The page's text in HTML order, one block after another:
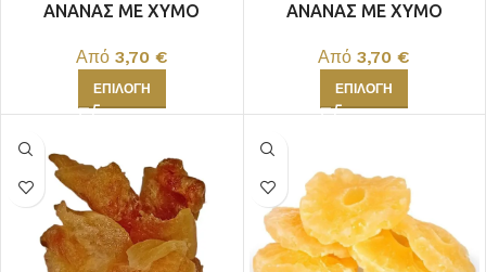
ΑΝΑΝΑΣ ΜΕ ΧΥΜΟ
Από 3,70 €
ΕΠΙΛΟΓΉ
ΑΝΑΝΑΣ ΜΕ ΧΥΜΟ
Από3,70€
ΕΠΙΛΟΓΉ